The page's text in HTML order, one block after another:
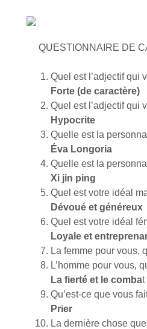
QUESTIONNAIRE DE
Quel est l’adjectif qui
Forte (de caractère)
Quel est l’adjectif qui
Hypocrite
Quelle est la
Éva Longoria
Quelle est la
Xi jin ping
Quel est votre idéal
Dévoué et généreux
Quel est votre idéal
Loyale et
La femme pour vous,
L’homme pour vous,
La fierté et le combat
Qu’est-ce que vous
Prier
La dernière chose